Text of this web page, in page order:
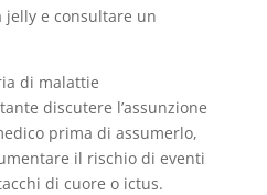
jelly e consultare un
di malattie
discutere l’assunzione
prima di assumerlo,
il rischio di eventi
di cuore o ictus.